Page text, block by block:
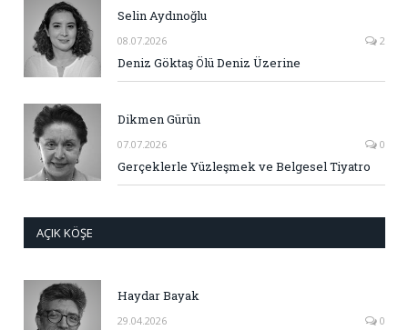
Selin Aydınoğlu
08.07.2026 2
Deniz Göktaş Ölü Deniz Üzerine
Dikmen Gürün
07.07.2026 0
Gerçeklerle Yüzleşmek ve Belgesel Tiyatro
AÇIK KÖŞE
Haydar Bayak
29.04.2026 0